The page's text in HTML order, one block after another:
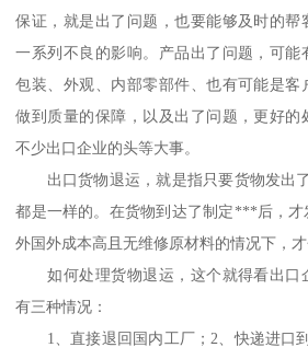
保证，就是出了问题，也要能够及时的帮
一系列不良的影响。产品出了问题，可能
包装、外观、内部零部件、也有可能是客
做到质量的保障，以及出了问题，更好的
不少出口企业的头等大事。
出口货物退运，就是指只要货物发出
都是一样的。在货物到达了制定***后，才
外国外成本高且无维修原材料的情况下，才
如何处理货物退运，这个就得看出口
有三种情况：
1、直接退回国内工厂；2、快递进口